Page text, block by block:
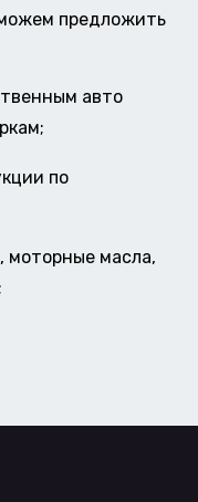
предложить
авто
по
моторные масла,